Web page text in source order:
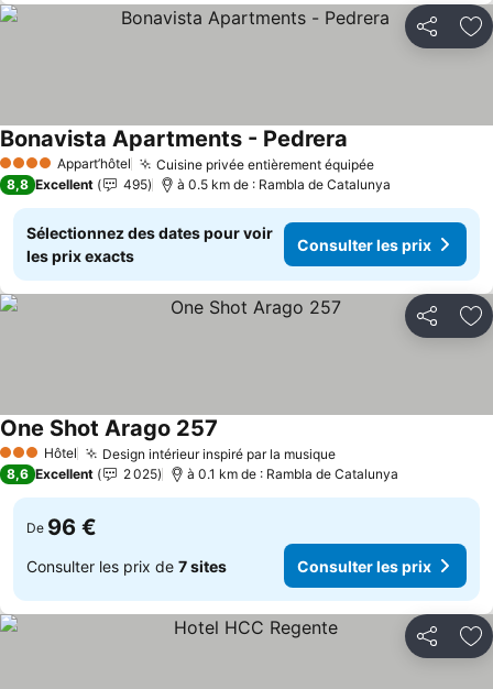
Partager
4 Étoiles Appart’hôtel Cuisine privée entièrement équipée
Bonavista Apartments - Pedrera
8,8 Excellent 495 à 0.5 km de : Rambla de Catalunya
Sélectionnez des dates pour voir
les prix exacts
Consulter les prix
Partager
3 ÉtoilesHôtel Design intérieur inspiré par la musique
One Shot Arago 257
8,6 Excellent 2 025 à 0.1 km de : Rambla de Catalunya
De 96 €
Consulter les prix de 7 sites Consulter les prix
Partager